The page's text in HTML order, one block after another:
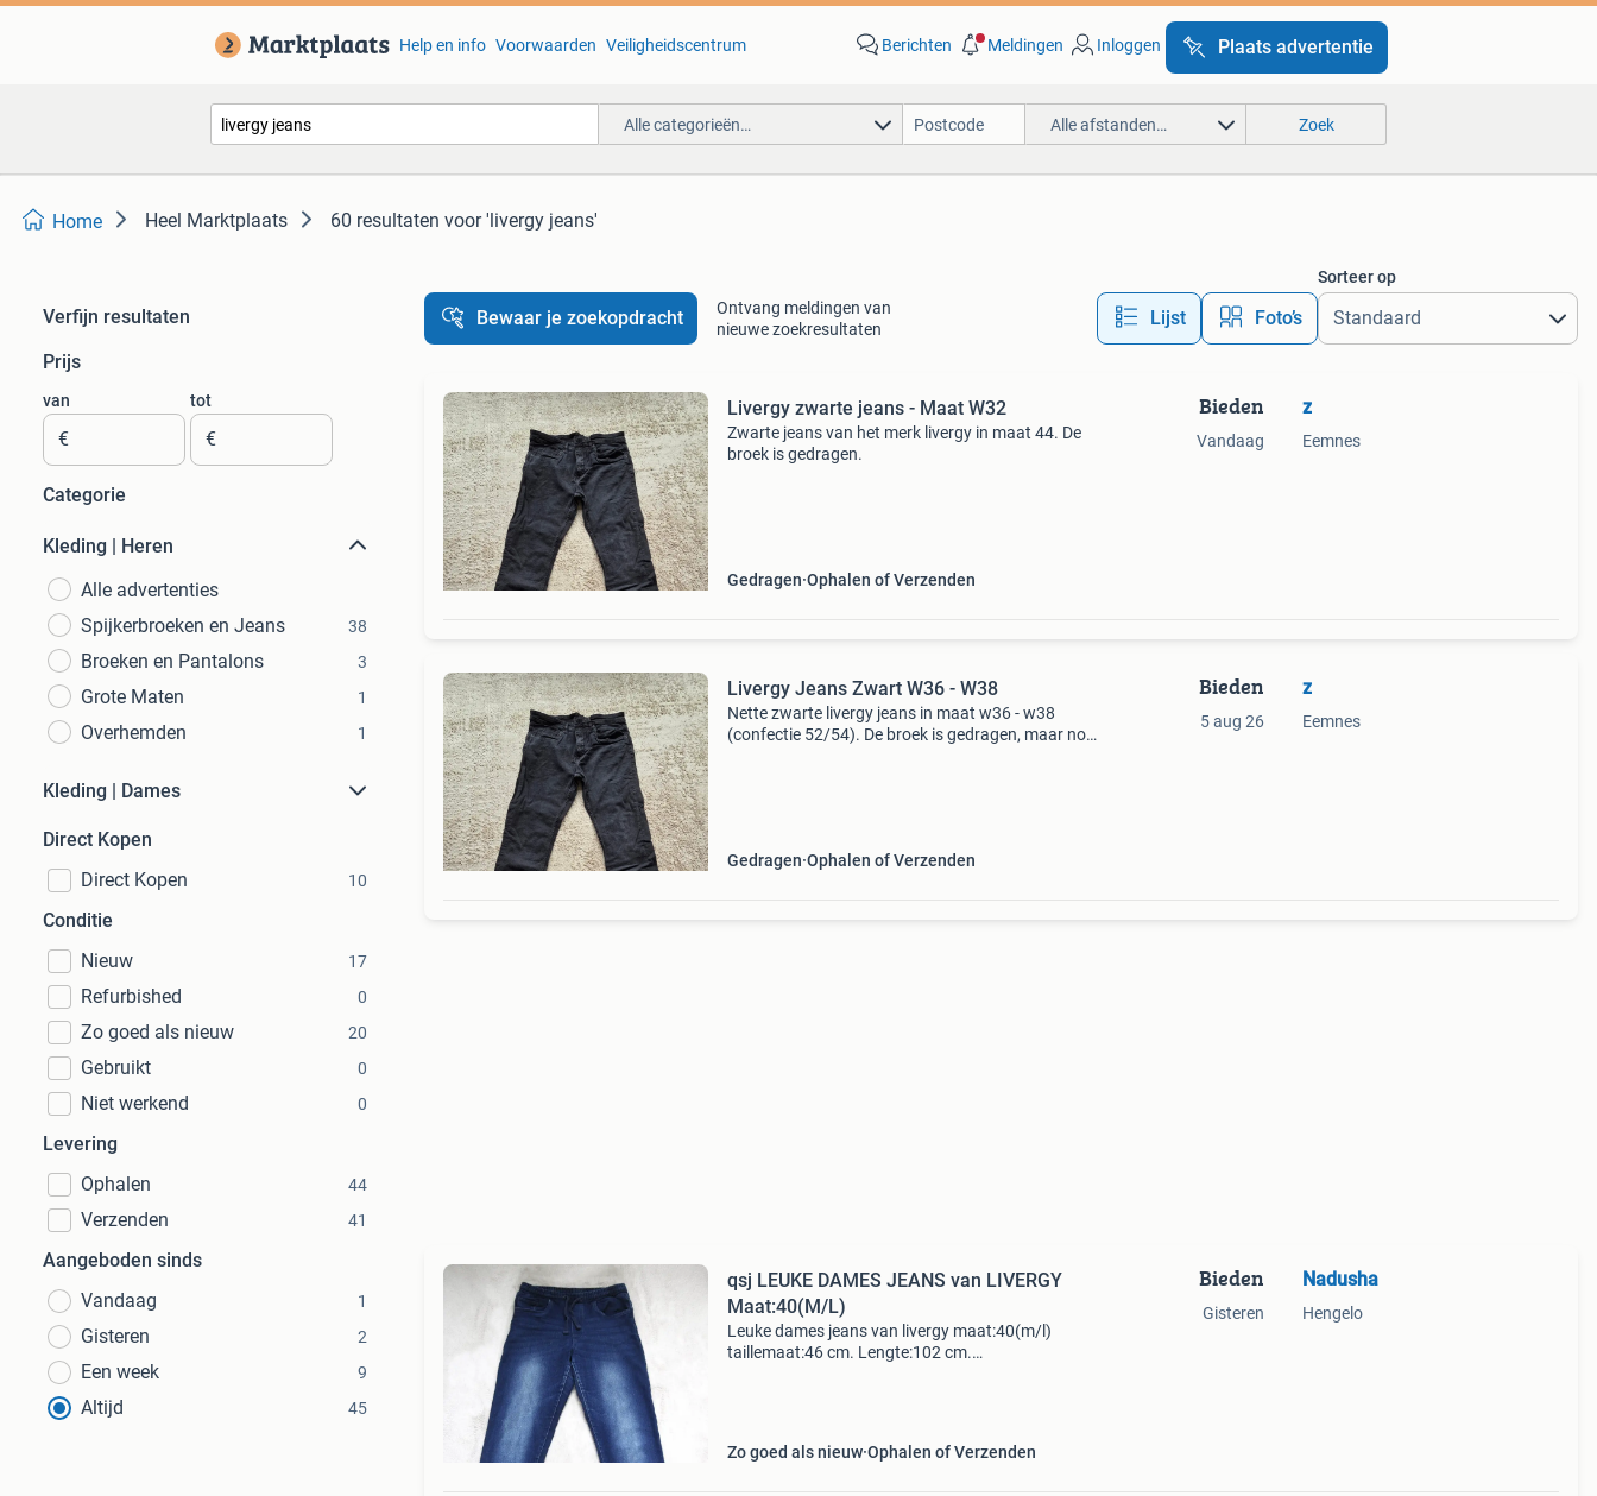
Help en info Voorwaarden Veiligheidscentrum Berichten Meldingen Inloggen Plaats advertentie
Alle categorieën… Alle afstanden… Zoek
Home Heel Marktplaats 60 resultaten voor 'livergy jeans'
Verfijn resultaten
Prijs
van
€
tot
€
Categorie
Kleding | Heren
Alle advertenties
Spijkerbroeken en Jeans
38
Broeken en Pantalons 3
Grote Maten 1
Overhemden 1
Kleding | Dames
Direct Kopen
Direct Kopen
10
Conditie
Nieuw
17
Refurbished 0
Zo goed als nieuw 20
Gebruikt 0
Niet werkend 0
Levering
Ophalen
44
Verzenden 41
Aangeboden sinds
Vandaag
1
Gisteren 2
Een week 9
Altijd 45
Bewaar je zoekopdracht
Ontvang meldingen van
nieuwe zoekresultaten
Lijst Foto’s
Sorteer op
Livergy zwarte jeans - Maat W32
Zwarte jeans van het merk livergy in maat 44. De
broek is gedragen.
Gedragen Ophalen of Verzenden
Bieden
Vandaag
z
Eemnes
Livergy Jeans Zwart W36 - W38
Nette zwarte livergy jeans in maat w36 - w38
(confectie 52/54). De broek is gedragen, maar nog
Gedragen Ophalen of Verzenden
Bieden
5 aug 26
z
Eemnes
qsj LEUKE DAMES JEANS van LIVERGY
Maat:40(M/L)
Leuke dames jeans van livergy maat:40(m/l)
taillemaat:46 cm. Lengte:102 cm.
Zo goed als nieuw Ophalen of Verzenden
Bieden
Gisteren
Nadusha
Hengelo